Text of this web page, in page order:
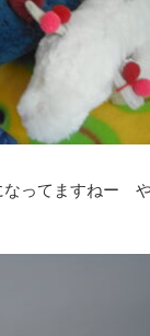
なってますねー